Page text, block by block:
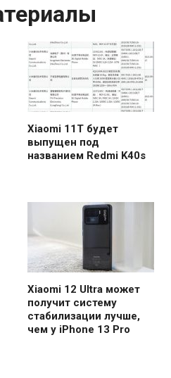
Xiaomi 11T будет
выпущен под
названием Redmi K40s
Xiaomi 12 Ultra может
получит систему
стабилизации лучше,
чем у iPhone 13 Pro